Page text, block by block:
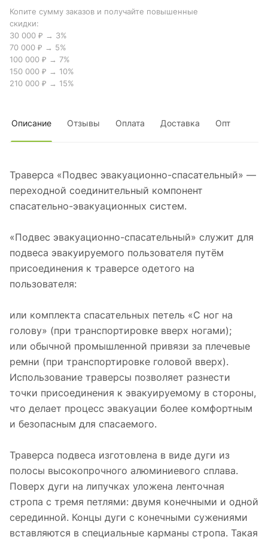
Копите сумму заказов и получайте повышенные
скидки:
30 000 ₽ → 3%
70 000 ₽ → 5%
100 000 ₽ → 7%
150 000 ₽ → 10%
210 000 ₽ → 15%
Описание Отзывы Оплата Доставка Опт
Траверса «Подвес эвакуационно-спасательный» —
переходной соединительный компонент
спасательно-эвакуационных систем.
«Подвес эвакуационно-спасательный» служит для
подвеса эвакуируемого пользователя путём
присоединения к траверсе одетого на
пользователя:
или комплекта спасательных петель «С ног на
голову» (при транспортировке вверх ногами);
или обычной промышленной привязи за плечевые
ремни (при транспортировке головой вверх).
Использование траверсы позволяет разнести
точки присоединения к эвакуируемому в стороны,
что делает процесс эвакуации более комфортным
и безопасным для спасаемого.
Траверса подвеса изготовлена в виде дуги из
полосы высокопрочного алюминиевого сплава.
Поверх дуги на липучках уложена ленточная
стропа с тремя петлями: двумя конечными и одной
серединной. Концы дуги с конечными сужениями
вставляются в специальные карманы стропа. Такая